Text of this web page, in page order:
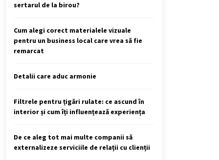
sertarul de la birou?
Cum alegi corect materialele vizuale
pentru un business local care vrea să fie
remarcat
Detalii care aduc armonie
Filtrele pentru țigări rulate: ce ascund în
interior și cum îți influențează experiența
De ce aleg tot mai multe companii să
externalizeze serviciile de relații cu clienții